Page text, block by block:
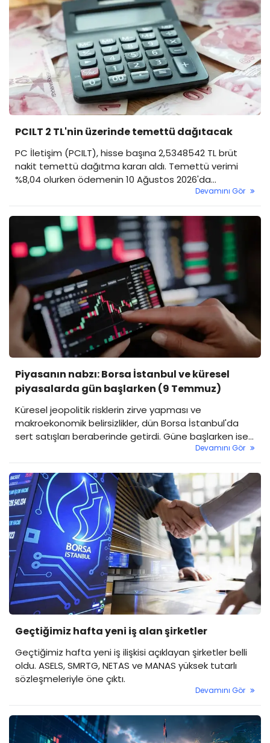
PCILT 2 TL'nin üzerinde temettü dağıtacak
PC İletişim (PCILT), hisse başına 2,5348542 TL brüt
nakit temettü dağıtma kararı aldı. Temettü verimi
%8,04 olurken ödemenin 10 Ağustos 2026'da
Devamını Gör
Piyasanın nabzı: Borsa İstanbul ve küresel
piyasalarda gün başlarken (9 Temmuz)
Küresel jeopolitik risklerin zirve yapması ve
makroekonomik belirsizlikler, dün Borsa İstanbul'da
sert satışları beraberinde getirdi. Güne başlarken ise
gözler hem Hürmüz Boğazı'ndaki son duruma hem de
Fed'in şahinleşen tonuna çevrilmiş durumda.
Devamını Gör
Geçtiğimiz hafta yeni iş alan şirketler
Geçtiğimiz hafta yeni iş ilişkisi açıklayan şirketler belli
oldu. ASELS, SMRTG, NETAS ve MANAS yüksek tutarlı
sözleşmeleriyle öne çıktı.
Devamını Gör